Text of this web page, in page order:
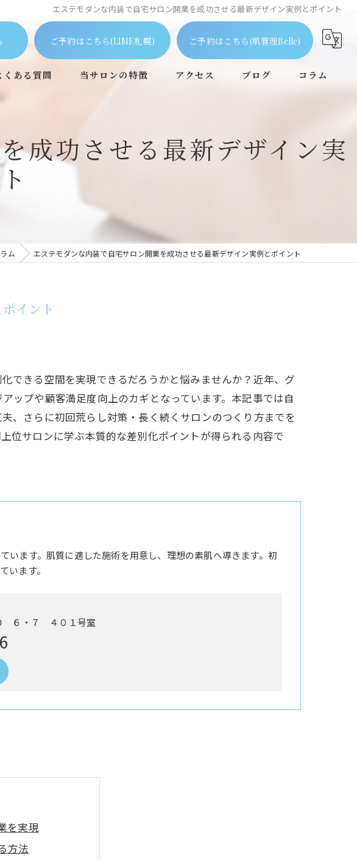
エステモダンな内装で自宅サロン開業を成功させる最新デザイン実例とポイント
ご予約はこちら(LIME札幌) ご予約はこちら(肌管理Belle)
くある質問 当サロンの特徴
毛穴
ニキビケア
アクセス ブログ コラム
成功させる最新デザイン実
ム エステモダンな内装で自宅サロン開業を成功させる最新デザイン実例とポイント
イント
できる空間を実現できるだろうかと悩みませんか？近年、グ
ップや顧客満足度向上のカギとなっています。本記事では自
、さらに初回荒らし対策・長く続くサロンのつくり方までを
位サロンに学ぶ本質的な差別化ポイントが得られる内容で
います。肌質に適した施術を用意し、理想の素肌へ導きます。初
います。
６・７ ４０１号室
を実現
方法